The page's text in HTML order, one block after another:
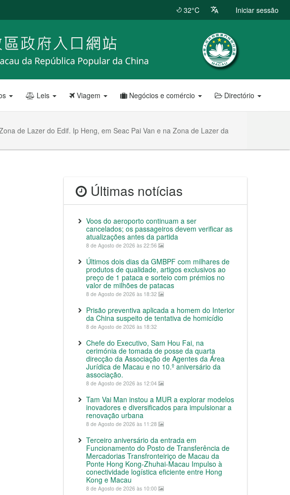
32°C Iniciar sessão
Leis Viagem Negócios e comércio Directório
de Lazer do Edif. Ip Heng, em Seac Pai Van e na Zona de Lazer da
Últimas notícias
Voos do aeroporto continuam a ser
cancelados; os passageiros devem verificar as
atualizações antes da partida
8 de Agosto de 2026 às 22:56
Últimos dois dias da GMBPF com milhares de
produtos de qualidade, artigos exclusivos ao
preço de 1 pataca e sorteio com prémios no
valor de milhões de patacas
8 de Agosto de 2026 às 18:32
Prisão preventiva aplicada a homem do Interior
da China suspeito de tentativa de homicídio
8 de Agosto de 2026 às 18:32
Chefe do Executivo, Sam Hou Fai, na
cerimónia de tomada de posse da quarta
direcção da Associação de Agentes da Área
Jurídica de Macau e no 10.º aniversário da
associação.
8 de Agosto de 2026 às 12:04
Tam Vai Man instou a MUR a explorar modelos
inovadores e diversificados para impulsionar a
renovação urbana
8 de Agosto de 2026 às 11:28
Terceiro aniversário da entrada em
Funcionamento do Posto de Transferência de
Mercadorias Transfronteiriço de Macau da
Ponte Hong Kong-Zhuhai-Macau Impulso à
conectividade logística eficiente entre Hong
Kong e Macau
8 de Agosto de 2026 às 10:00